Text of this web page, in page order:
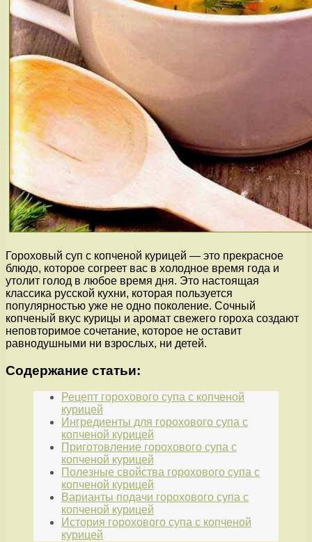
Гороховый суп с копченой курицей — это прекрасное
блюдо, которое согреет вас в холодное время года и
утолит голод в любое время дня. Это настоящая
классика русской кухни, которая пользуется
популярностью уже не одно поколение. Сочный
копченый вкус курицы и аромат свежего гороха создают
неповторимое сочетание, которое не оставит
равнодушными ни взрослых, ни детей.
Содержание статьи:
Рецепт горохового супа с копченой
курицей
Ингредиенты для горохового супа с
копченой курицей
Приготовление горохового супа с
копченой курицей
Полезные свойства горохового супа с
копченой курицей
Варианты подачи горохового супа с
копченой курицей
История горохового супа с копченой
курицей